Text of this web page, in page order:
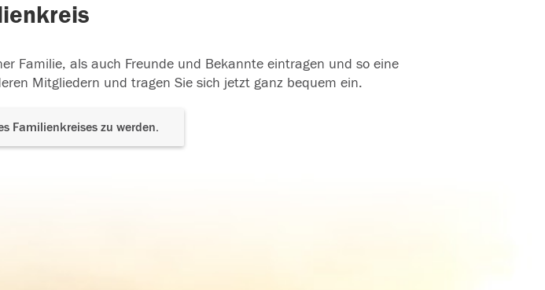
Familie, als auch Freunde und Bekannte eintragen und so eine
Mitgliedern und tragen Sie sich jetzt ganz bequem ein.
Familienkreises zu werden.